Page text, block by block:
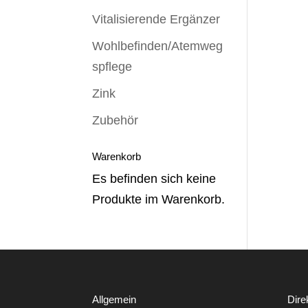
Vitalisierende Ergänzer
Wohlbefinden/Atemweg
spflege
Zink
Zubehör
Warenkorb
Es befinden sich keine
Produkte im Warenkorb.
Allgemein